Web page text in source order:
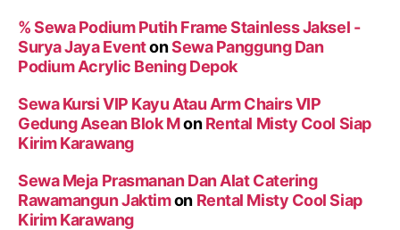
% Sewa Podium Putih Frame Stainless Jaksel -
Surya Jaya EventonSewa Panggung Dan
Podium Acrylic Bening Depok
Sewa Kursi VIP Kayu Atau Arm Chairs VIP
Gedung Asean Blok MonRental Misty Cool Siap
Kirim Karawang
Sewa Meja Prasmanan Dan Alat Catering
Rawamangun Jaktimon Rental Misty Cool Siap
Kirim Karawang